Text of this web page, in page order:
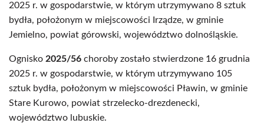
2025 r. w gospodarstwie, w którym utrzymywano 8 sztuk
bydła, położonym w miejscowości Irządze, w gminie
Jemielno, powiat górowski, województwo dolnośląskie.
Ognisko 2025/56 choroby zostało stwierdzone 16 grudnia
2025 r. w gospodarstwie, w którym utrzymywano 105
sztuk bydła, położonym w miejscowości Pławin, w gminie
Stare Kurowo, powiat strzelecko-drezdenecki,
województwo lubuskie.